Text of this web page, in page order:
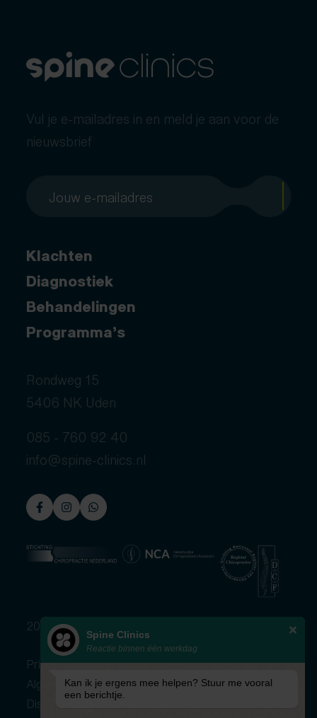
Vul je e-mailadres in en meld je aan voor de
nieuwsbrief
Klachten
Diagnostiek
Behandelingen
Programma’s
Rondweg 15
5406 NK Uden
085 - 760 92 40
info@spine-clinics.nl
2026 © Spine Clinics
Privacybeleid
Algemene voorwaarden
Disclaimer
Spine Clinics
Reactie binnen één werkdag
Kan ik je ergens mee helpen? Stuur me vooral
een berichtje.